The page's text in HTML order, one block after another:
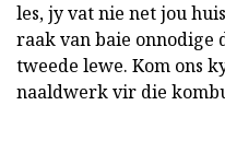
les, jy vat nie net jou
raak van baie onnodige
tweede lewe. Kom ons
naaldwerk vir die